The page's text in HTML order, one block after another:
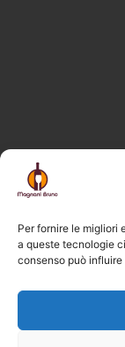
Per fornire le migliori
a queste tecnologie
consenso può